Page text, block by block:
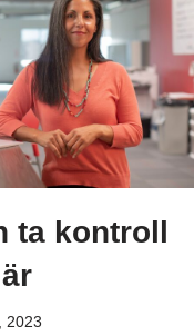
ta kontroll
2023